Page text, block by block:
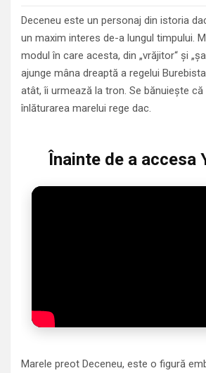
Deceneu este un personaj din istoria
un maxim interes de-a lungul timpului.
modul în care acesta, din „vrăjitor“ şi
ajunge mâna dreaptă a regelui
atât, îi urmează la tron. Se bănuieşte
înlăturarea marelui rege dac.
Înainte de a accesa
Marele preot Deceneu, este o figură